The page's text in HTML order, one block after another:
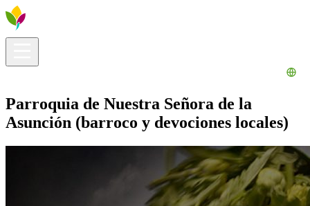
Parroquia de Nuestra Señora de la
Asunción (barroco y devociones locales)